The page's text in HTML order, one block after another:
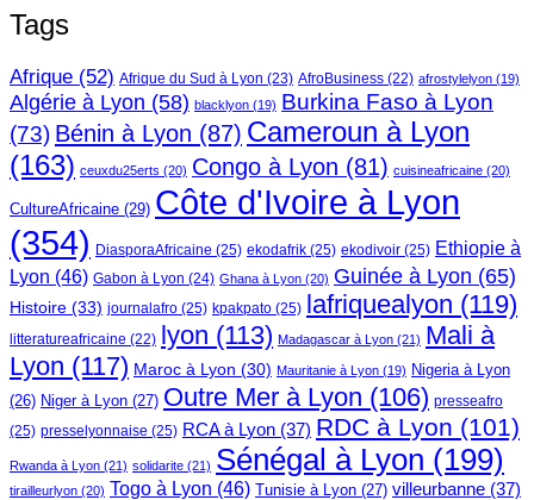
Tags
Afrique (52) Afrique du Sud à Lyon (23) AfroBusiness (22) afrostylelyon (19)
Algérie à Lyon (58) blacklyon (19) Burkina Faso à Lyon
(73) Bénin à Lyon (87) Cameroun à Lyon
(163) ceuxdu25erts (20) Congo à Lyon (81) cuisineafricaine (20)
CultureAfricaine (29) Côte d'Ivoire à Lyon
(354) DiasporaAfricaine (25) ekodafrik (25) ekodivoir (25) Ethiopie à
Lyon (46) Gabon à Lyon (24) Ghana à Lyon (20) Guinée à Lyon (65)
Histoire (33) journalafro (25) kpakpato (25) lafriquealyon (119)
litteratureafricaine (22) lyon (113) Madagascar à Lyon (21) Mali à
Lyon (117) Maroc à Lyon (30) Mauritanie à Lyon (19) Nigeria à Lyon
(26) Niger à Lyon (27) Outre Mer à Lyon (106) presseafro
(25) presselyonnaise (25) RCA à Lyon (37) RDC à Lyon (101)
Rwanda à Lyon (21) solidarite (21) Sénégal à Lyon (199)
tirailleurlyon (20) Togo à Lyon (46) Tunisie à Lyon (27) villeurbanne (37)